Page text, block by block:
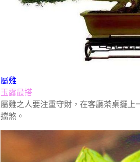
屬雞
玉露最搭
屬雞之人要注重守財，在客廳茶桌擺上
擋煞。